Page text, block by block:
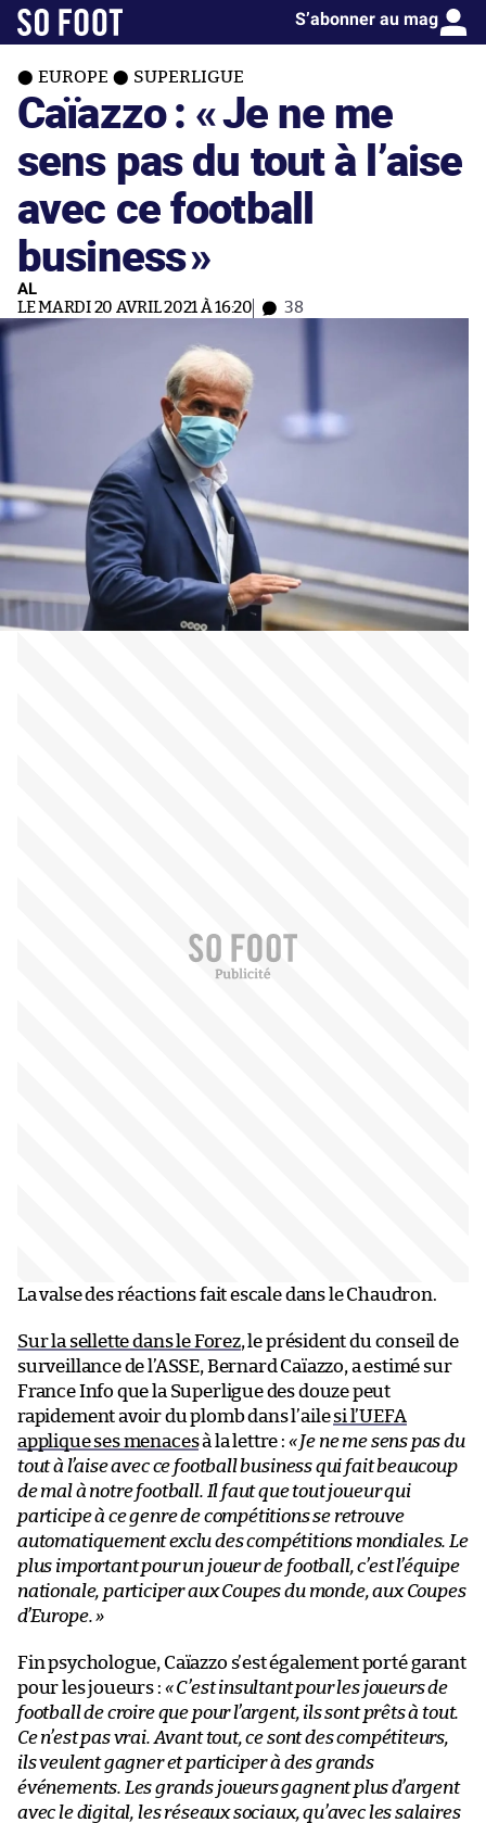
S’abonner au mag
EUROPE SUPERLIGUE
Caïazzo : «Je ne me
sens pas du tout à l’aise
avec ce football
business»
AL
LE MARDI 20 AVRIL 2021 À 16:20 38
La valse des réactions fait escale dans le Chaudron.
Sur la sellette dans le Forez, le président du conseil de
surveillance de l’ASSE, Bernard Caïazzo, a estimé sur
France Info que la Superligue des douze peut
rapidement avoir du plomb dans l’ailesi l’UEFA
applique ses menacesà la lettre : « Je ne me sens pas du
tout à l’aise avec ce football business qui fait beaucoup
de mal à notre football. Il faut que tout joueur qui
participe à ce genre de compétitions se retrouve
automatiquement exclu des compétitions mondiales. Le
plus important pour un joueur de football, c’est l’équipe
nationale, participer aux Coupes du monde, aux Coupes
d’Europe. »
Fin psychologue, Caïazzo s’est également porté garant
pour les joueurs : « C’est insultant pour les joueurs de
football de croire que pour l’argent, ils sont prêts à tout.
Ce n’est pas vrai. Avant tout, ce sont des compétiteurs,
ils veulent gagner et participer à des grands
événements. Les grands joueurs gagnent plus d’argent
avec le digital, les réseaux sociaux, qu’avec les salaires